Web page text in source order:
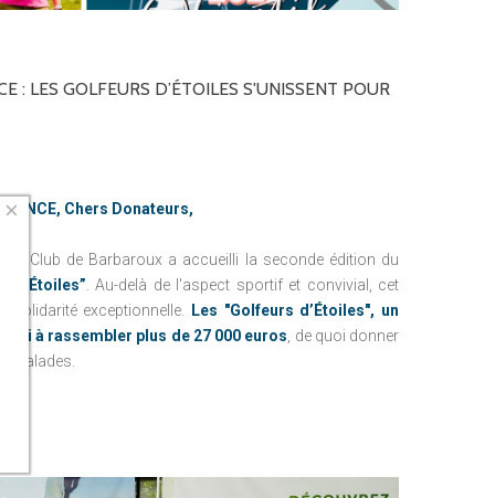
: LES GOLFEURS D’ÉTOILES S'UNISSENT POUR
Chers Donateurs,
Club de Barbaroux a accueilli la seconde édition du
d’Étoiles” . Au-delà de l'aspect sportif et convivial, cet
solidarité exceptionnelle.
Les "Golfeurs d’Étoiles", un
à rassembler plus de 27 000 euros , de quoi donner
malades.
×